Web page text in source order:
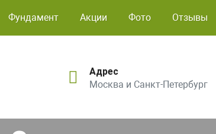
Фундамент Акции Фото Отзывы
Адрес
Москва и Санкт-Петербург